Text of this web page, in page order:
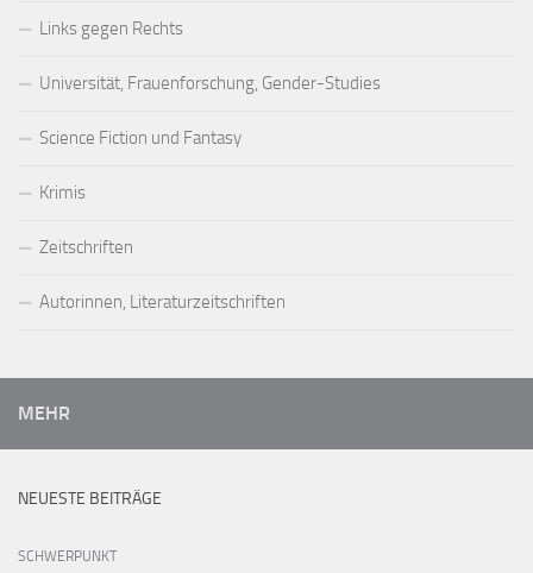
Links gegen Rechts
Universität, Frauenforschung, Gender-Studies
Science Fiction und Fantasy
Krimis
Zeitschriften
Autorinnen, Literaturzeitschriften
MEHR
NEUESTE BEITRÄGE
SCHWERPUNKT